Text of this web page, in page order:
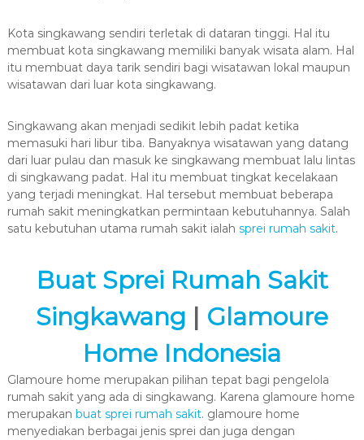
Kota singkawang sendiri terletak di dataran tinggi. Hal itu
membuat kota singkawang memiliki banyak wisata alam. Hal
itu membuat daya tarik sendiri bagi wisatawan lokal maupun
wisatawan dari luar kota singkawang.
Singkawang akan menjadi sedikit lebih padat ketika
memasuki hari libur tiba. Banyaknya wisatawan yang datang
dari luar pulau dan masuk ke singkawang membuat lalu lintas
di singkawang padat. Hal itu membuat tingkat kecelakaan
yang terjadi meningkat. Hal tersebut membuat beberapa
rumah sakit meningkatkan permintaan kebutuhannya. Salah
satu kebutuhan utama rumah sakit ialah sprei rumah sakit.
Buat Sprei Rumah Sakit
Singkawang | Glamoure
Home Indonesia
Glamoure home merupakan pilihan tepat bagi pengelola
rumah sakit yang ada di singkawang. Karena glamoure home
merupakan buat sprei rumah sakit. glamoure home
menyediakan berbagai jenis sprei dan juga dengan